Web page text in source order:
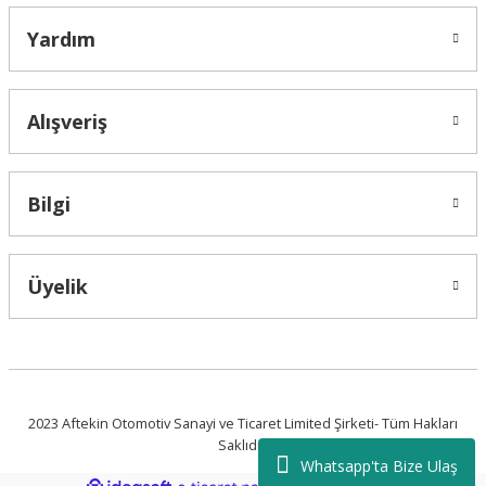
Whatsapp'ta Bize Ulaş
Yardım
Alışveriş
Bilgi
Üyelik
2023 Aftekin Otomotiv Sanayi ve Ticaret Limited Şirketi- Tüm Hakları
Saklıdır.